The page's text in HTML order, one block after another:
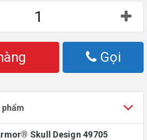
Gọi
Skull Design 49705